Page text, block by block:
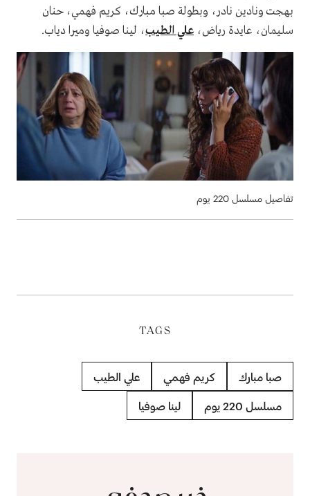
بهجت ونادين نادر، وبطولة صبا مبارك، كريم فهمي، حنان
سليمان، عايدة رياض، علي الطيب، لينا صوفيا وميرا دياب.
تفاصيل مسلسل 220 يوم
TAGS
صبا مبارك كريم فهمي علي الطيب
مسلسل 220 يوم لينا صوفيا